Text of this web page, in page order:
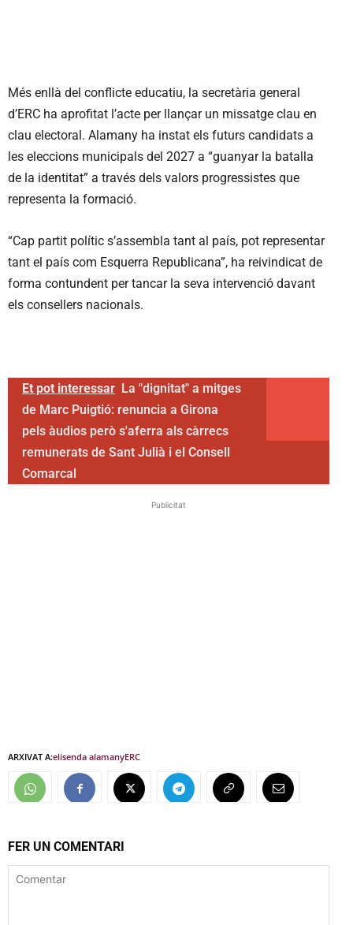
Més enllà del conflicte educatiu, la secretària general
d’ERC ha aprofitat l’acte per llançar un missatge clau en
clau electoral. Alamany ha instat els futurs candidats a
les eleccions municipals del 2027 a “guanyar la batalla
de la identitat” a través dels valors progressistes que
representa la formació.
“Cap partit polític s’assembla tant al país, pot representar
tant el país com Esquerra Republicana”, ha reivindicat de
forma contundent per tancar la seva intervenció davant
els consellers nacionals.
Et pot interessar La "dignitat" a mitges
de Marc Puigtió: renuncia a Girona
pels àudios però s'aferra als càrrecs
remunerats de Sant Julià i el Consell
Comarcal
Publicitat
ARXIVAT A:elisenda alamanyERC
FER UN COMENTARI